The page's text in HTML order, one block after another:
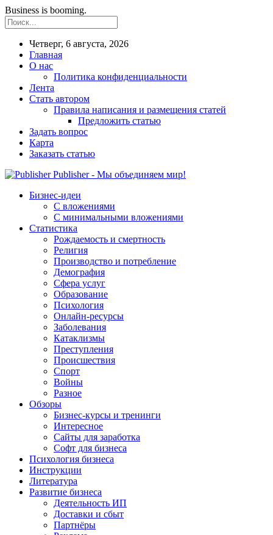
Business is booming.
Четверг, 6 августа, 2026
Главная
О нас
Политика конфиденциальности
Лента
Стать автором
Правила написания и размещения статей
Предложить статью
Задать вопрос
Карта
Заказать статью
Publisher - Мы объединяем мир!
Бизнес-идеи
С вложениями
С минимальными вложениями
Статистика
Рождаемость и смертность
Религия
Производство и потребление
Демография
Сфера услуг
Образование
Психология
Онлайн-ресурсы
Заболевания
Катаклизмы
Преступления
Происшествия
Спорт
Войны
Разное
Обзоры
Бизнес-курсы и тренинги
Интересное
Сайты для заработка
Софт для бизнеса
Психология бизнеса
Инструкции
Литература
Развитие бизнеса
Деятельность ИП
Доставки и сбыт
Партнёры